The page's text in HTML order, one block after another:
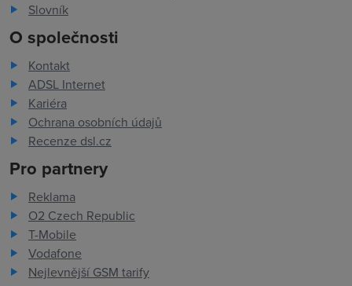
Slovník
O společnosti
Kontakt
ADSL Internet
Kariéra
Ochrana osobních údajů
Recenze dsl.cz
Pro partnery
Reklama
O2 Czech Republic
T-Mobile
Vodafone
Nejlevnější GSM tarify